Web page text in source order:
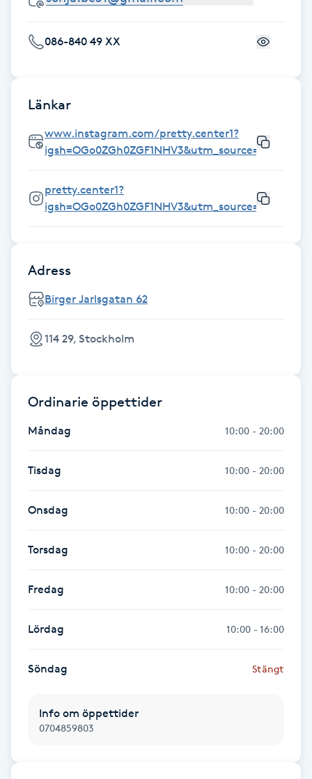
Kinesiologi
Kiropraktik
Klangmassage
Klippning
Klippning & Slingor
Koppningsmassage
Kosmetisk tatuering
Kostrådgivning
Kroppsinpackning
Kroppspeeling
Käkledsbehandling
086-840 49 XX
Länkar
www.instagram.com/pretty.center1?
igsh=OGo0ZGh0ZGF1NHV3&utm_source=qr
pretty.center1?
igsh=OGo0ZGh0ZGF1NHV3&utm_source=qr
Adress
Birger Jarlsgatan 62
114 29, Stockholm
Ordinarie öppettider
Måndag 10:00 - 20:00
Tisdag 10:00 - 20:00
Onsdag 10:00 - 20:00
Torsdag 10:00 - 20:00
Fredag 10:00 - 20:00
Lördag 10:00 - 16:00
Söndag Stängt
Info om öppettider
0704859803